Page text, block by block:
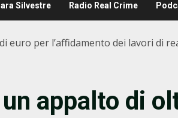
Silvestre Radio Real Crime
per l’affidamento dei lavori di
appalto di